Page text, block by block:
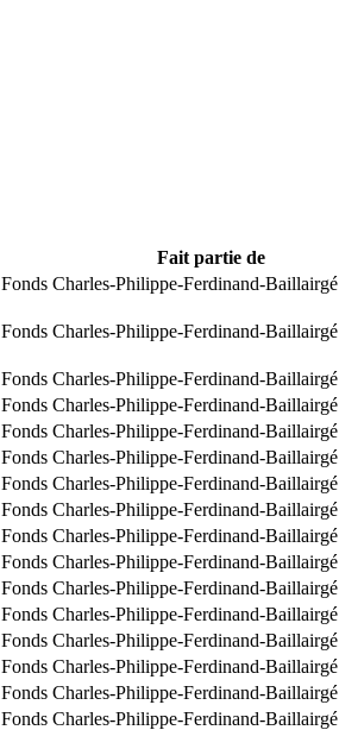
Fait partie de
Fonds Charles-Philippe-Ferdinand-Baillairgé
Fonds Charles-Philippe-Ferdinand-Baillairgé
Fonds Charles-Philippe-Ferdinand-Baillairgé
Fonds Charles-Philippe-Ferdinand-Baillairgé
Fonds Charles-Philippe-Ferdinand-Baillairgé
Fonds Charles-Philippe-Ferdinand-Baillairgé
Fonds Charles-Philippe-Ferdinand-Baillairgé
Fonds Charles-Philippe-Ferdinand-Baillairgé
Fonds Charles-Philippe-Ferdinand-Baillairgé
Fonds Charles-Philippe-Ferdinand-Baillairgé
Fonds Charles-Philippe-Ferdinand-Baillairgé
Fonds Charles-Philippe-Ferdinand-Baillairgé
Fonds Charles-Philippe-Ferdinand-Baillairgé
Fonds Charles-Philippe-Ferdinand-Baillairgé
Fonds Charles-Philippe-Ferdinand-Baillairgé
Fonds Charles-Philippe-Ferdinand-Baillairgé